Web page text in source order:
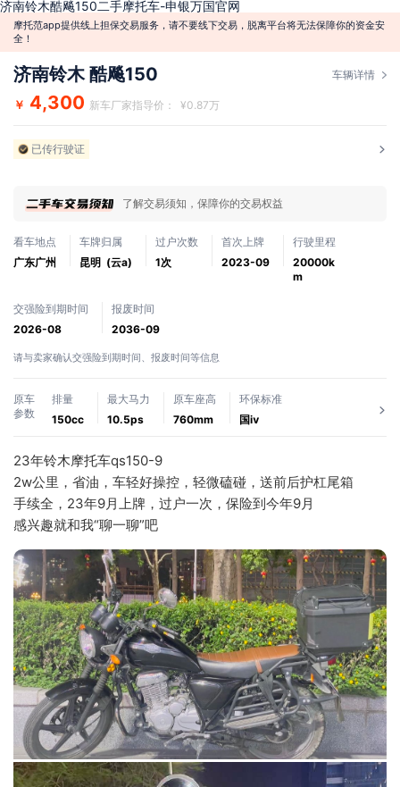
济南铃木酷飚150二手摩托车-申银万国官网
摩托范app提供线上担保交易服务，请不要线下交易，脱离平台将无法保障你的资金安
全！
济南铃木 酷飚150 车辆详情
￥ 4,300 新车厂家指导价： ¥0.87万
已传行驶证
了解交易须知，保障你的交易权益
看车地点
广东广州
车牌归属
昆明 (云a)
过户次数
1次
首次上牌
2023-09
行驶里程
20000k
m
交强险到期时间
2026-08
报废时间
2036-09
请与卖家确认交强险到期时间、报废时间等信息
原车
参数
排量
150cc
最大马力
10.5ps
原车座高
760mm
环保标准
国ⅳ
23年铃木摩托车qs150-9
2w公里，省油，车轻好操控，轻微磕碰，送前后护杠尾箱
手续全，23年9月上牌，过户一次，保险到今年9月
感兴趣就和我“聊一聊”吧